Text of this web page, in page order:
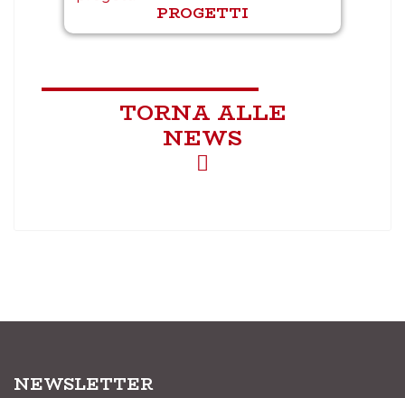
PROGETTI
TORNA ALLE
NEWS
NEWSLETTER